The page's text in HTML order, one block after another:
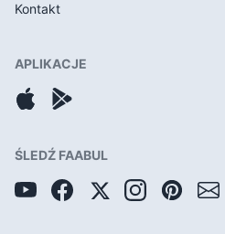
Kontakt
APLIKACJE
ŚLEDŹ FAABUL